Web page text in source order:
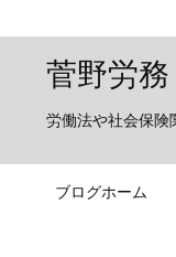
菅野労
労働法や社会保険
ブログホーム